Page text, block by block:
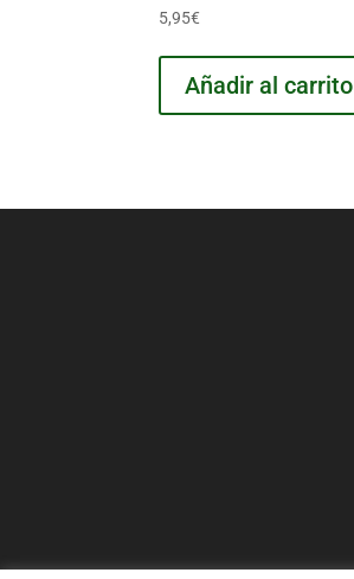
5,95€
Añadir al carrito